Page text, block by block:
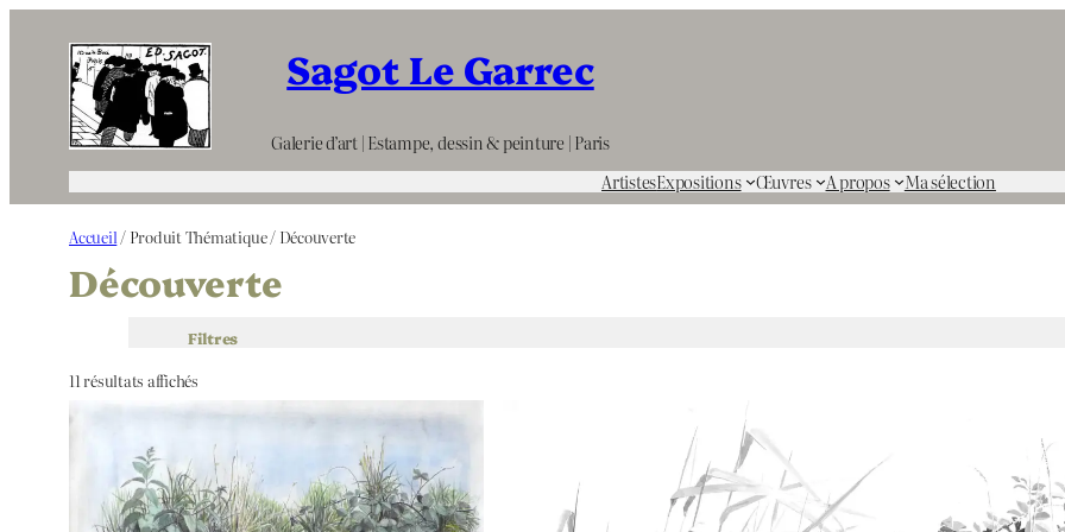
contenu
Sagot Le Garrec
Galerie d’art | Estampe, dessin & peinture | Paris
ArtistesExpositions Œuvres A propos Ma sélection
Accueil / Produit Thématique / Découverte
Découverte
Filtres
11 résultats affichés